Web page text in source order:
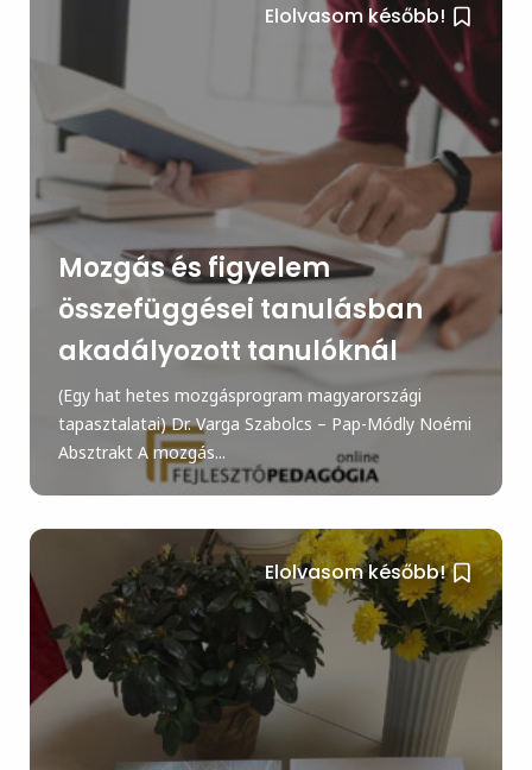
Elolvasom később!
Mozgás és figyelem
összefüggései tanulásban
akadályozott tanulóknál
(Egy hat hetes mozgásprogram magyarországi
tapasztalatai) Dr. Varga Szabolcs – Pap-Módly Noémi
Absztrakt A mozgás...
Elolvasom később!